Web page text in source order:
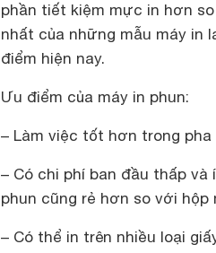
phần tiết kiệm mực in hơn
nhất của những mẫu máy in
điểm hiện nay.
Ưu điểm của máy in phun:
– Làm việc tốt hơn trong
– Có chi phí ban đầu thấp
phun cũng rẻ hơn so với hộp
– Có thể in trên nhiều loại